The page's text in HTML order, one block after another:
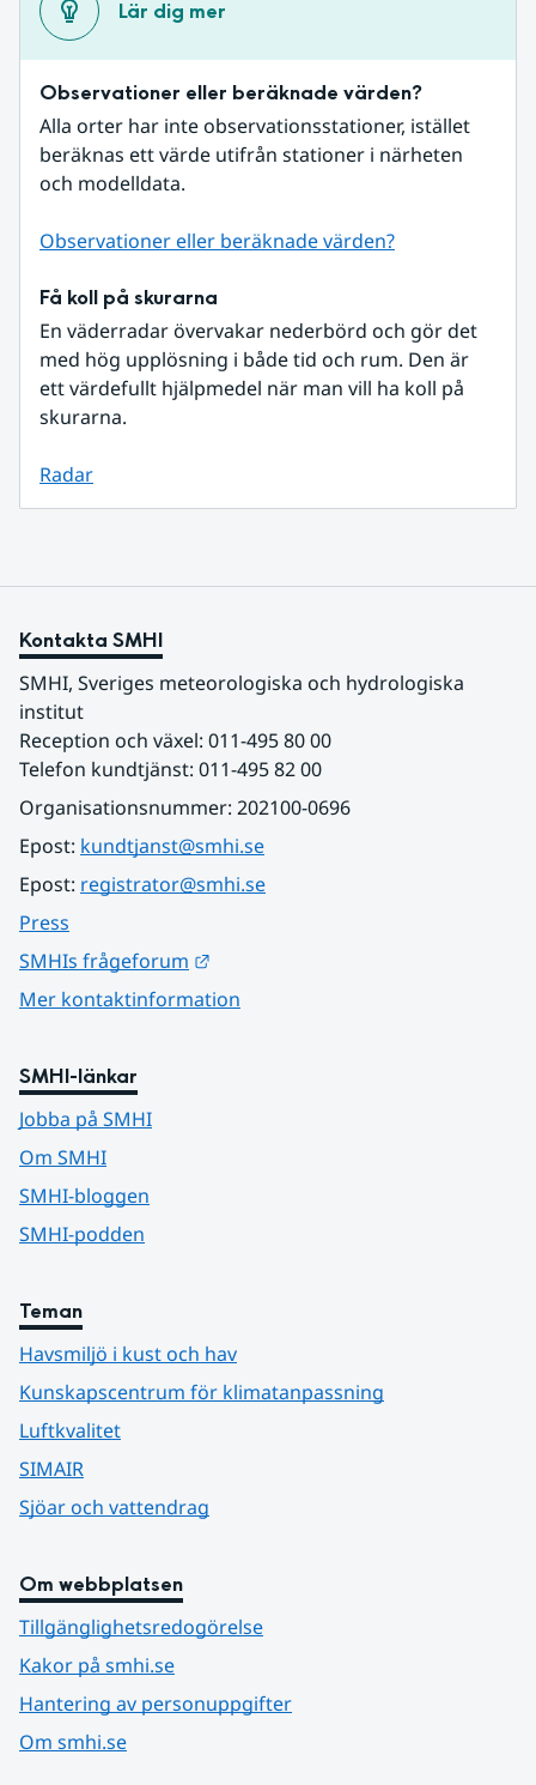
Lär dig mer
Observationer eller beräknade värden?
Alla orter har inte observationsstationer, istället
beräknas ett värde utifrån stationer i närheten
och modelldata.
Observationer eller beräknade värden?
Få koll på skurarna
En väderradar övervakar nederbörd och gör det
med hög upplösning i både tid och rum. Den är
ett värdefullt hjälpmedel när man vill ha koll på
skurarna.
Radar
Kontakta SMHI
SMHI, Sveriges meteorologiska och hydrologiska
institut
Reception och växel: 011-495 80 00
Telefon kundtjänst: 011-495 82 00
Organisationsnummer: 202100-0696
Epost: kundtjanst@smhi.se
Epost: registrator@smhi.se
Press
SMHIs frågeforum
Mer kontaktinformation
SMHI-länkar
Jobba på SMHI
Om SMHI
SMHI-bloggen
SMHI-podden
Teman
Havsmiljö i kust och hav
Kunskapscentrum för klimatanpassning
Luftkvalitet
SIMAIR
Sjöar och vattendrag
Om webbplatsen
Tillgänglighetsredogörelse
Kakor på smhi.se
Hantering av personuppgifter
Om smhi.se